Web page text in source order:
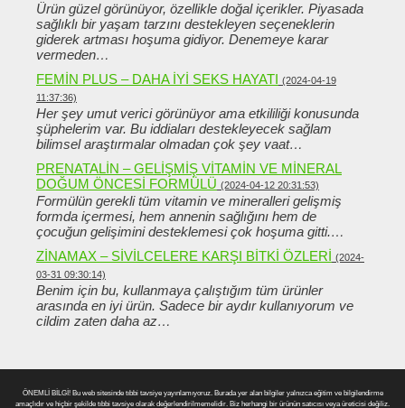
Ürün güzel görünüyor, özellikle doğal içerikler. Piyasada
sağlıklı bir yaşam tarzını destekleyen seçeneklerin
giderek artması hoşuma gidiyor. Denemeye karar
vermeden…
FEMIN PLUS – DAHA IYI SEKS HAYATI
(2024-04-19
11:37:36)
Her şey umut verici görünüyor ama etkililiği konusunda
şüphelerim var. Bu iddiaları destekleyecek sağlam
bilimsel araştırmalar olmadan çok şey vaat…
PRENATALIN – GELIŞMIŞ VITAMIN VE MINERAL
DOĞUM ÖNCESI FORMÜLÜ (2024-04-12 20:31:53)
Formülün gerekli tüm vitamin ve mineralleri gelişmiş
formda içermesi, hem annenin sağlığını hem de
çocuğun gelişimini desteklemesi çok hoşuma gitti.…
ZINAMAX – SIVILCELERE KARŞI BITKI ÖZLERI
(2024-
03-31 09:30:14)
Benim için bu, kullanmaya çalıştığım tüm ürünler
arasında en iyi ürün. Sadece bir aydır kullanıyorum ve
cildim zaten daha az…
ÖNEMLİ BİLGİ! Bu web sitesinde tıbbi tavsiye yayınlamıyoruz. Burada yer alan bilgiler yalnızca eğitim ve bilgilendirme
amaçlıdır ve hiçbir şekilde tıbbi tavsiye olarak değerlendirilmemelidir. Biz herhangi bir ürünün satıcısı veya üreticisi değiliz.